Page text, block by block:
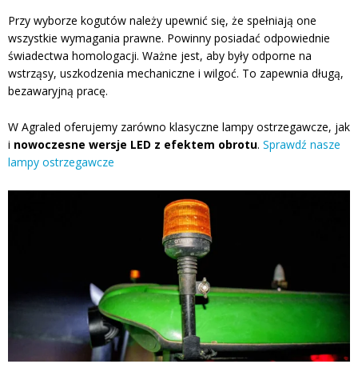
Przy wyborze kogutów należy upewnić się, że spełniają one
wszystkie wymagania prawne. Powinny posiadać odpowiednie
świadectwa homologacji. Ważne jest, aby były odporne na
wstrząsy, uszkodzenia mechaniczne i wilgoć. To zapewnia długą,
bezawaryjną pracę.
W Agraled oferujemy zarówno klasyczne lampy ostrzegawcze, jak
i nowoczesne wersje LED z efektem obrotu. Sprawdź nasze
lampy ostrzegawcze